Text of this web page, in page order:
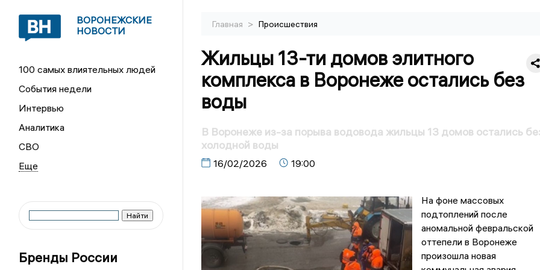
ВОРОНЕЖСКИЕ
НОВОСТИ
100 самых влиятельных людей
События недели
Интервью
Аналитика
СВО
Бренды России
Главная > Происшествия
Жильцы 13-ти домов элитного
комплекса в Воронеже остались без
воды
В Воронеже из-за порыва водовода жильцы 13 домов остались
холодной воды
16/02/2026 19:00
На фоне массовых
подтоплений после
аномальной февральской
оттепели в Воронеже
произошла новая